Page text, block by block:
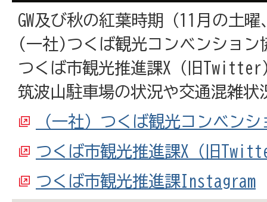
GW及び秋の紅葉時期（11月の土
(一社)つくば観光コンベンション
つくば市観光推進課X（旧
筑波山駐車場の状況や交通混雑状
（一社）つくば観光コンベン
つくば市観光推進課X（旧
つくば市観光推進課Instagram